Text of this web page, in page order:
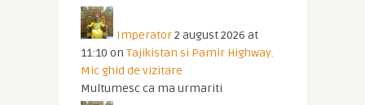
Imperator2 august 2026 at
11:10 on Tajikistan si Pamir Highway.
Mic ghid de vizitare
Multumesc ca ma urmariti